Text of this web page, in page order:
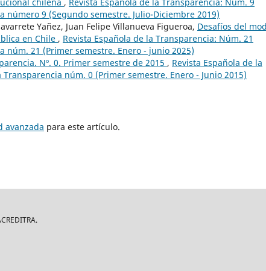
número 9 (Segundo semestre. Julio-Diciembre 2019)
Yañez, Juan Felipe Villanueva Figueroa, Desafíos del
en Chile , Revista Española de la Transparencia: Núm. 21
núm. 21 (Primer semestre. Enero - junio 2025)
Nº. 0. Primer semestre de 2015 , Revista Española de la
núm. 0 (Primer semestre. Enero - Junio 2015)
avanzada para este artículo.